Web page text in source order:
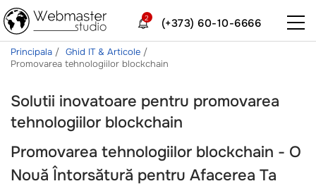
(+373) 60-10-6666
2
Principala
Ghid IT & Articole
Promovarea tehnologiilor blockchain
Solutii inovatoare pentru promovarea
tehnologiilor blockchain
Promovarea tehnologiilor blockchain - O
Nouă Întorsătură pentru Afacerea Ta